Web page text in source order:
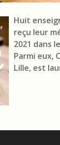
Huit
reçu leur
2021 dans
Parmi eux,
Lille, est